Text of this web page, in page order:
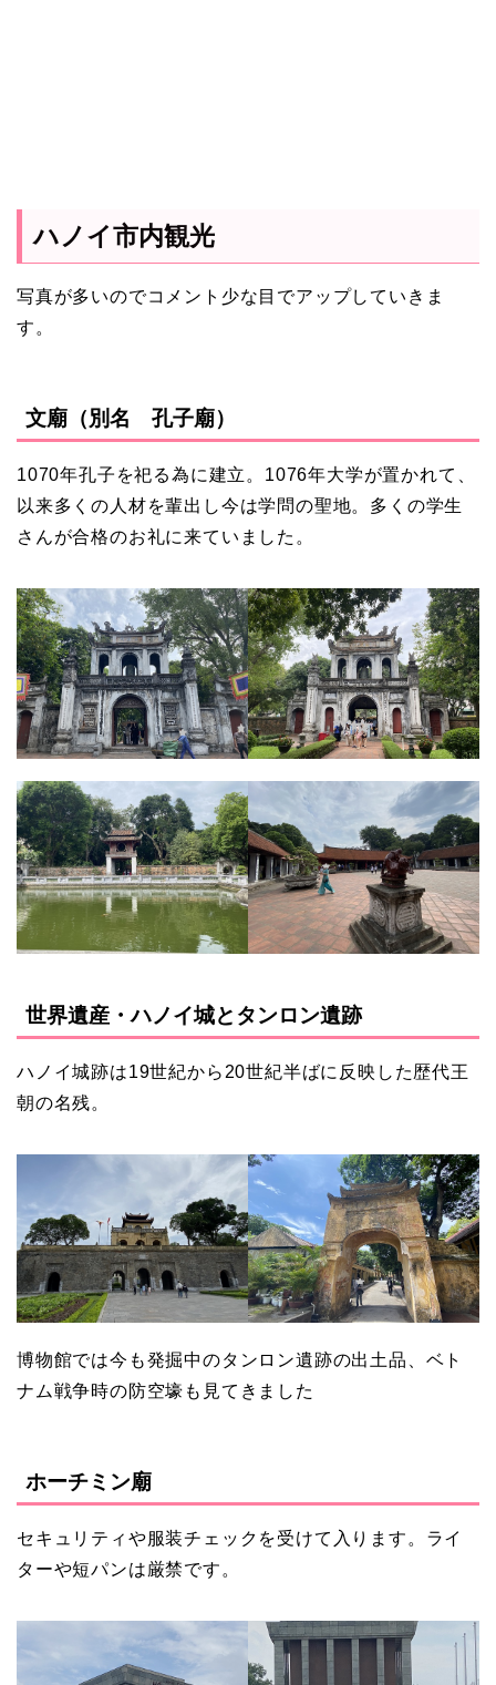
ハノイ市内観光
写真が多いのでコメント少な目でアップしていきま
す。
文廟（別名 孔子廟）
1070年孔子を祀る為に建立。1076年大学が置かれて、
以来多くの人材を輩出し今は学問の聖地。多くの学生
さんが合格のお礼に来ていました。
世界遺産・ハノイ城とタンロン遺跡
ハノイ城跡は19世紀から20世紀半ばに反映した歴代王
朝の名残。
博物館では今も発掘中のタンロン遺跡の出土品、ベト
ナム戦争時の防空壕も見てきました
ホーチミン廟
セキュリティや服装チェックを受けて入ります。ライ
ターや短パンは厳禁です。